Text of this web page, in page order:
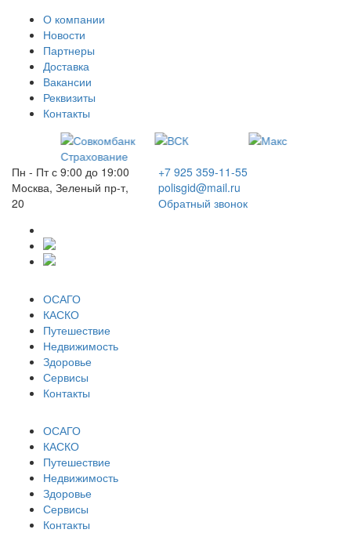
О компании
Новости
Партнеры
Доставка
Вакансии
Реквизиты
Контакты
Пн - Пт с 9:00 до 19:00
Москва, Зеленый пр-т,
20
+7 925 359-11-55
polisgid@mail.ru
Обратный звонок
ОСАГО
КАСКО
Путешествие
Недвижимость
Здоровье
Сервисы
Контакты
ОСАГО
КАСКО
Путешествие
Недвижимость
Здоровье
Сервисы
Контакты